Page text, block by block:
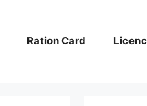
Ration Card